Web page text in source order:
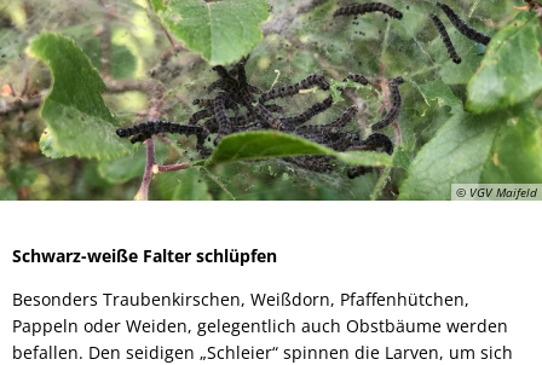
© VGV Maifeld
Schwarz-weiße Falter schlüpfen
Besonders Traubenkirschen, Weißdorn, Pfaffenhütchen,
Pappeln oder Weiden, gelegentlich auch Obstbäume werden
befallen. Den seidigen „Schleier“ spinnen die Larven, um sich